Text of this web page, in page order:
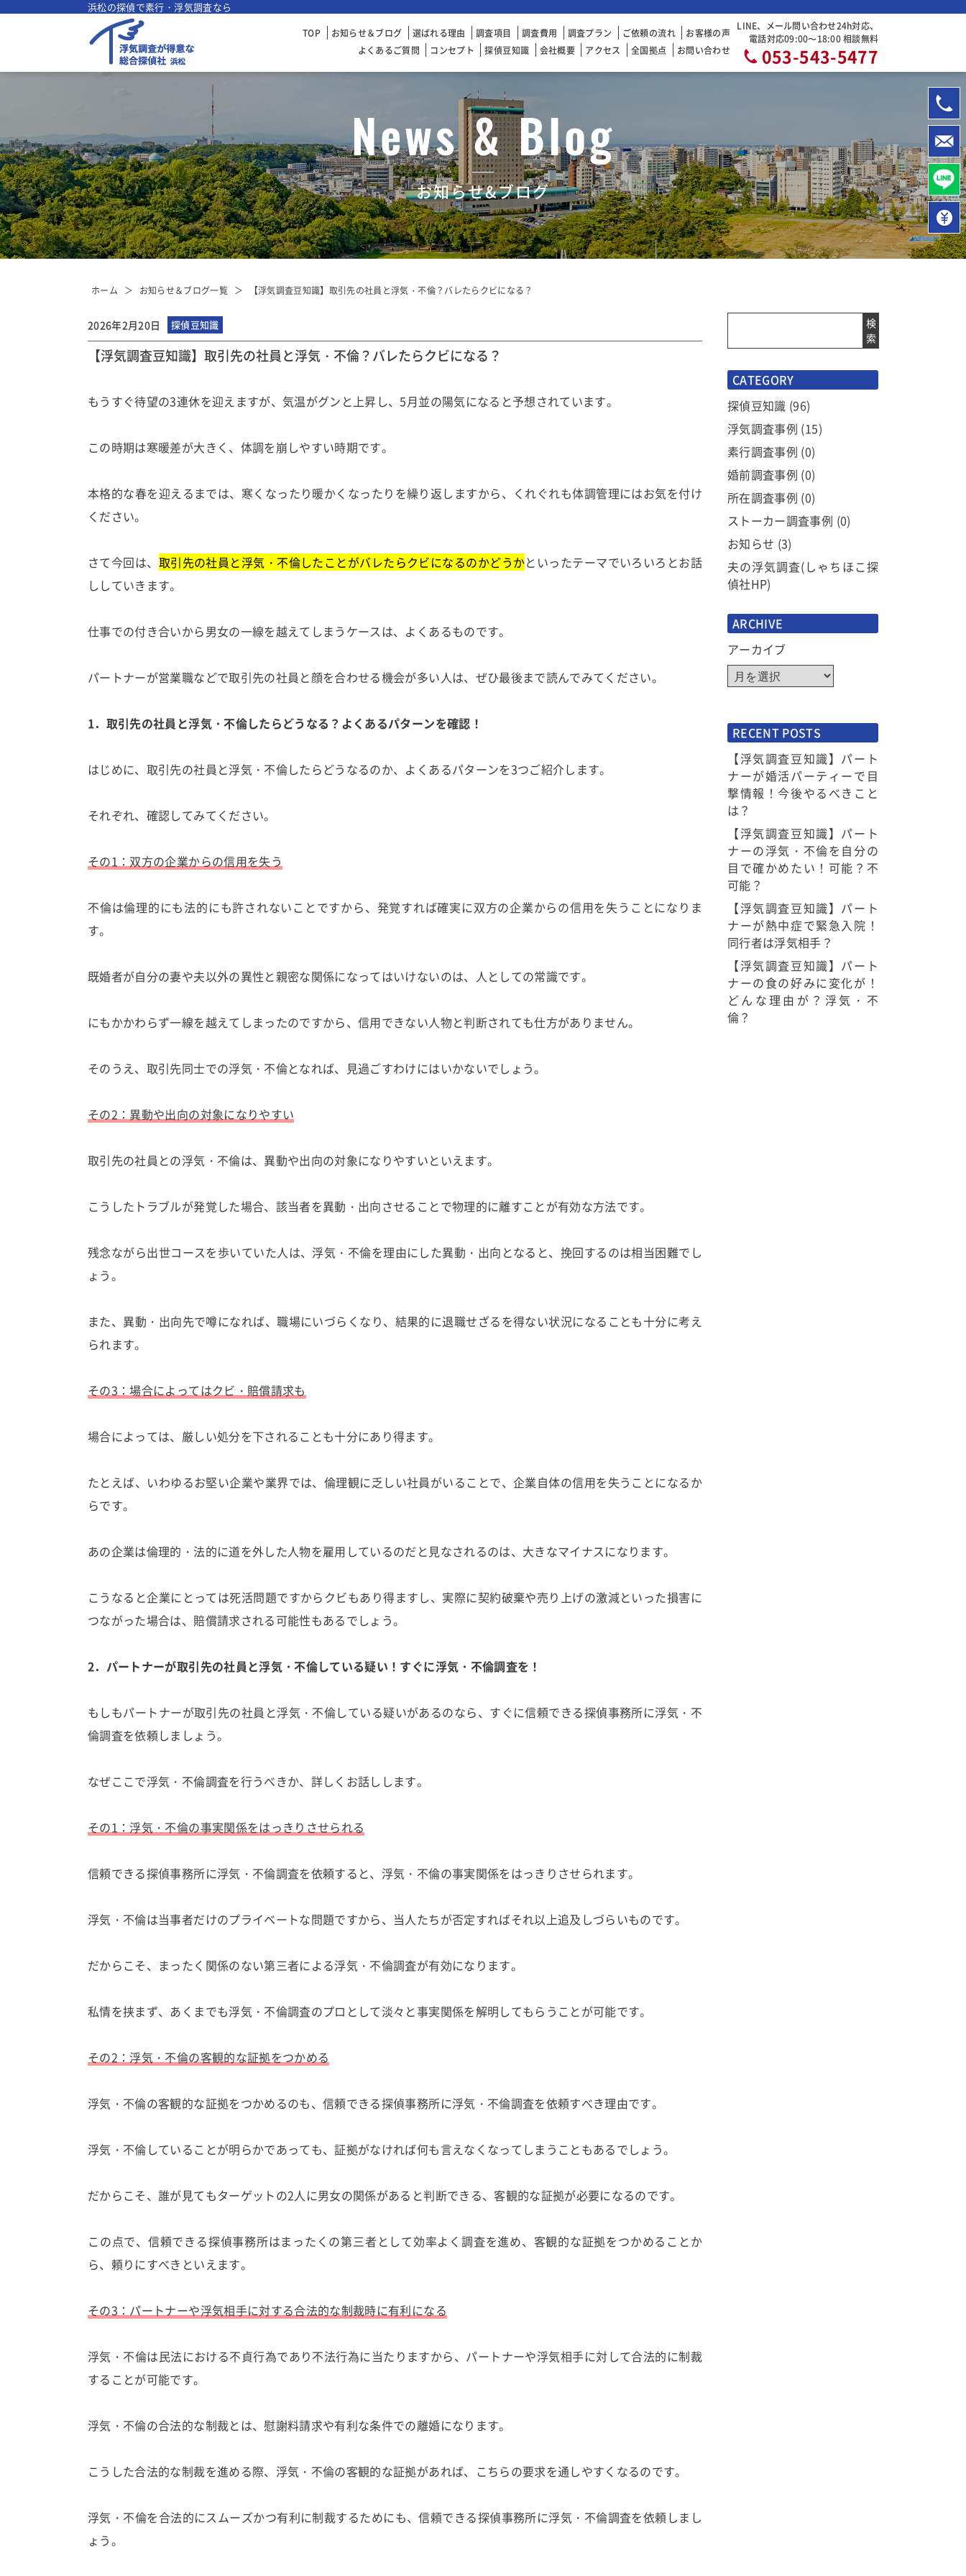
浜松の探偵で素行・浮気調査なら
TOP お知らせ＆ブログ 選ばれる理由 調査項目 調査費用 調査プラン ご依頼の流れ
お客様の声
よくあるご質問
コンセプト 探偵豆知識 会社概要 アクセス 全国拠点 お問い合わせ
LINE、メール問い合わせ24h対応、
電話対応09:00〜18:00 相談無料
053-543-5477
News & Blog
お知らせ&ブログ
ホーム お知らせ＆ブログ一覧 【浮気調査豆知識】取引先の社員と浮気・不倫？バレたらクビになる？
2026年2月20日 探偵豆知識
【浮気調査豆知識】取引先の社員と浮気・不倫？バレたらクビになる？
もうすぐ待望の3連休を迎えますが、気温がグンと上昇し、5月並の陽気になると予想されています。
この時期は寒暖差が大きく、体調を崩しやすい時期です。
本格的な春を迎えるまでは、寒くなったり暖かくなったりを繰り返しますから、くれぐれも体調管理にはお気を付け
ください。
さて今回は、 取引先の社員と浮気・不倫したことがバレたらクビになるのかどうかといったテーマでいろいろとお話
ししていきます。
仕事での付き合いから男女の一線を越えてしまうケースは、よくあるものです。
パートナーが営業職などで取引先の社員と顔を合わせる機会が多い人は、ぜひ最後まで読んでみてください。
1．取引先の社員と浮気・不倫したらどうなる？よくあるパターンを確認！
はじめに、取引先の社員と浮気・不倫したらどうなるのか、よくあるパターンを3つご紹介します。
それぞれ、確認してみてください。
その1：双方の企業からの信用を失う
不倫は倫理的にも法的にも許されないことですから、発覚すれば確実に双方の企業からの信用を失うことになりま
す。
既婚者が自分の妻や夫以外の異性と親密な関係になってはいけないのは、人としての常識です。
にもかかわらず一線を越えてしまったのですから、信用できない人物と判断されても仕方がありません。
そのうえ、取引先同士での浮気・不倫となれば、見過ごすわけにはいかないでしょう。
その2：異動や出向の対象になりやすい
取引先の社員との浮気・不倫は、異動や出向の対象になりやすいといえます。
こうしたトラブルが発覚した場合、該当者を異動・出向させることで物理的に離すことが有効な方法です。
残念ながら出世コースを歩いていた人は、浮気・不倫を理由にした異動・出向となると、挽回するのは相当困難でし
ょう。
また、異動・出向先で噂になれば、職場にいづらくなり、結果的に退職せざるを得ない状況になることも十分に考え
られます。
その3：場合によってはクビ・賠償請求も
場合によっては、厳しい処分を下されることも十分にあり得ます。
たとえば、いわゆるお堅い企業や業界では、倫理観に乏しい社員がいることで、企業自体の信用を失うことになるか
らです。
あの企業は倫理的・法的に道を外した人物を雇用しているのだと見なされるのは、大きなマイナスになります。
こうなると企業にとっては死活問題ですからクビもあり得ますし、実際に契約破棄や売り上げの激減といった損害に
つながった場合は、賠償請求される可能性もあるでしょう。
2．パートナーが取引先の社員と浮気・不倫している疑い！すぐに浮気・不倫調査を！
もしもパートナーが取引先の社員と浮気・不倫している疑いがあるのなら、すぐに信頼できる探偵事務所に浮気・不
倫調査を依頼しましょう。
なぜここで浮気・不倫調査を行うべきか、詳しくお話しします。
その1：浮気・不倫の事実関係をはっきりさせられる
信頼できる探偵事務所に浮気・不倫調査を依頼すると、浮気・不倫の事実関係をはっきりさせられます。
浮気・不倫は当事者だけのプライベートな問題ですから、当人たちが否定すればそれ以上追及しづらいものです。
だからこそ、まったく関係のない第三者による浮気・不倫調査が有効になります。
私情を挟まず、あくまでも浮気・不倫調査のプロとして淡々と事実関係を解明してもらうことが可能です。
その2：浮気・不倫の客観的な証拠をつかめる
浮気・不倫の客観的な証拠をつかめるのも、信頼できる探偵事務所に浮気・不倫調査を依頼すべき理由です。
浮気・不倫していることが明らかであっても、証拠がなければ何も言えなくなってしまうこともあるでしょう。
だからこそ、誰が見てもターゲットの2人に男女の関係があると判断できる、客観的な証拠が必要になるのです。
この点で、信頼できる探偵事務所はまったくの第三者として効率よく調査を進め、客観的な証拠をつかめることか
ら、頼りにすべきといえます。
その3：パートナーや浮気相手に対する合法的な制裁時に有利になる
浮気・不倫は民法における不貞行為であり不法行為に当たりますから、パートナーや浮気相手に対して合法的に制裁
することが可能です。
浮気・不倫の合法的な制裁とは、慰謝料請求や有利な条件での離婚になります。
こうした合法的な制裁を進める際、浮気・不倫の客観的な証拠があれば、こちらの要求を通しやすくなるのです。
浮気・不倫を合法的にスムーズかつ有利に制裁するためにも、信頼できる探偵事務所に浮気・不倫調査を依頼しまし
ょう。
検
索
CATEGORY
探偵豆知識 (96)
浮気調査事例 (15)
素行調査事例 (0)
婚前調査事例 (0)
所在調査事例 (0)
ストーカー調査事例 (0)
お知らせ (3)
夫の浮気調査(しゃちほこ探
偵社HP)
ARCHIVE
アーカイブ
RECENT POSTS
【浮気調査豆知識】パート
ナーが婚活パーティーで目
撃情報！今後やるべきこと
は？
【浮気調査豆知識】パート
ナーの浮気・不倫を自分の
目で確かめたい！可能？不
可能？
【浮気調査豆知識】パート
ナーが熱中症で緊急入院！
同行者は浮気相手？
【浮気調査豆知識】パート
ナーの食の好みに変化が！
どんな理由が？浮気・不
倫？